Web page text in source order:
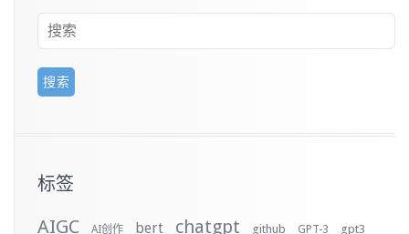
标签
AIGC
AI创作 bert chatgpt github GPT-3 gpt3